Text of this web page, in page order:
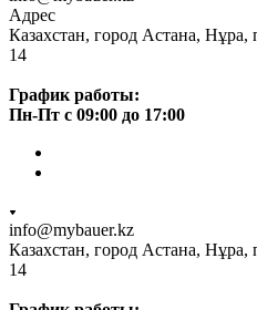
Адрес
Казахстан, город Астана,
14
График работы:
Пн-Пт с 09:00 до 17:00
info@mybauer.kz
Казахстан, город Астана,
14